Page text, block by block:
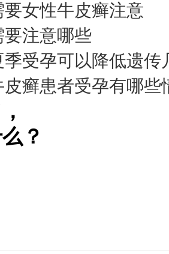
：毕业于川北医学院...
女性牛皮癣注意
注意哪些
受孕可以降低遗传
癣患者受孕有哪些
？